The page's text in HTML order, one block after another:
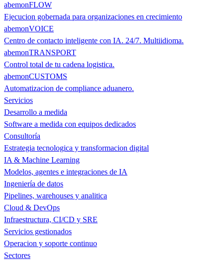
abemonFLOW
Ejecucion gobernada para organizaciones en crecimiento
abemonVOICE
Centro de contacto inteligente con IA. 24/7. Multiidioma.
abemonTRANSPORT
Control total de tu cadena logistica.
abemonCUSTOMS
Automatizacion de compliance aduanero.
Servicios
Desarrollo a medida
Software a medida con equipos dedicados
Consultoría
Estrategia tecnologica y transformacion digital
IA & Machine Learning
Modelos, agentes e integraciones de IA
Ingeniería de datos
Pipelines, warehouses y analitica
Cloud & DevOps
Infraestructura, CI/CD y SRE
Servicios gestionados
Operacion y soporte continuo
Sectores